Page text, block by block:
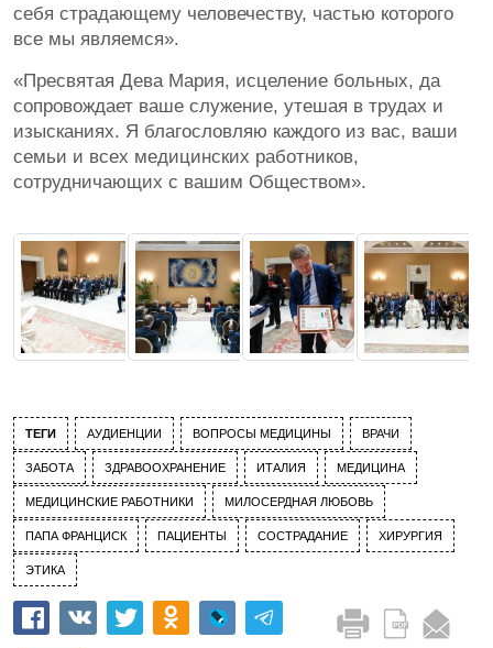
себя страдающему человечеству, частью которого
все мы являемся».
«Пресвятая Дева Мария, исцеление больных, да
сопровождает ваше служение, утешая в трудах и
изысканиях. Я благословляю каждого из вас, ваши
семьи и всех медицинских работников,
сотрудничающих с вашим Обществом».
ТЕГИ АУДИЕНЦИИ ВОПРОСЫ МЕДИЦИНЫ ВРАЧИ
ЗАБОТА ЗДРАВООХРАНЕНИЕ ИТАЛИЯ МЕДИЦИНА
МЕДИЦИНСКИЕ РАБОТНИКИ МИЛОСЕРДНАЯ ЛЮБОВЬ
ПАПА ФРАНЦИСК ПАЦИЕНТЫ СОСТРАДАНИЕ ХИРУРГИЯ
ЭТИКА